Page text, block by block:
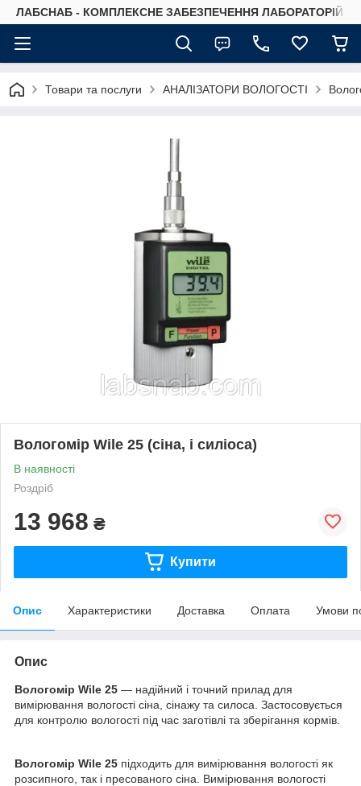
ЛАБСНАБ - КОМПЛЕКСНЕ ЗАБЕЗПЕЧЕННЯ ЛАБОРАТОРІЙ
Товари та послуги АНАЛІЗАТОРИ ВОЛОГОСТІ
Вологомір Wile 25 (сіна, і силіоса)
В наявності
Роздріб
13 968 ₴
Купити
Опис Характеристики Доставка Оплата Умови
Опис
Вологомір Wile 25 — надійний і точний прилад для
вимірювання вологості сіна, сінажу та силоса. Застосовується
для контролю вологості під час заготівлі та зберігання кормів.
Вологомір Wile 25 підходить для вимірювання вологості як
розсипного, так і пресованого сіна. Вимірювання вологості